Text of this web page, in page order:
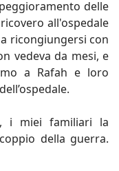
delle
all'ospedale
ricongiungersi con
vedeva da mesi, e
a Rafah e loro
i miei familiari la
della guerra.